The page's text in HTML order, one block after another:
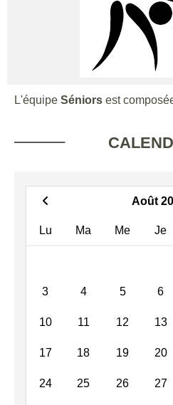
L'équipe Séniors est
Août
Lu Ma Me Je
3 4 5 6
10 11 12 13
17 18 19 20
24 25 26 27